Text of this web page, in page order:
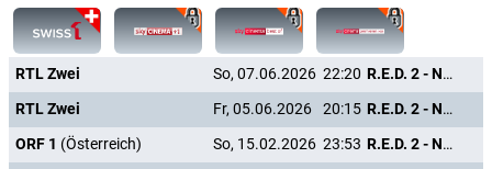
RTL Zwei So, 07.06.2026 22:20
R.E.D. 2 - Noch Älter. Härter. Besser.
RTL Zwei
Fr, 05.06.2026 20:15
R.E.D. 2 - Noch Älter. Härter. Besser.
ORF 1 (Österreich) So, 15.02.2026 23:53
R.E.D. 2 - Noch Älter. Härter. Besser.